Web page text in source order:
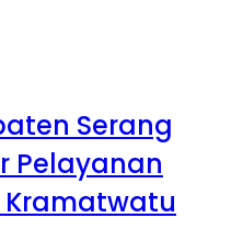
Serang
Pelayanan
Kramatwatu